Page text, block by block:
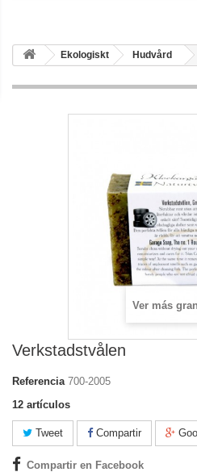
Ekologiskt Hudvård
Ver más
Verkstadstvålen
Referencia 700-2005
12 artículos
Tweet Compartir
Compartir en Facebook